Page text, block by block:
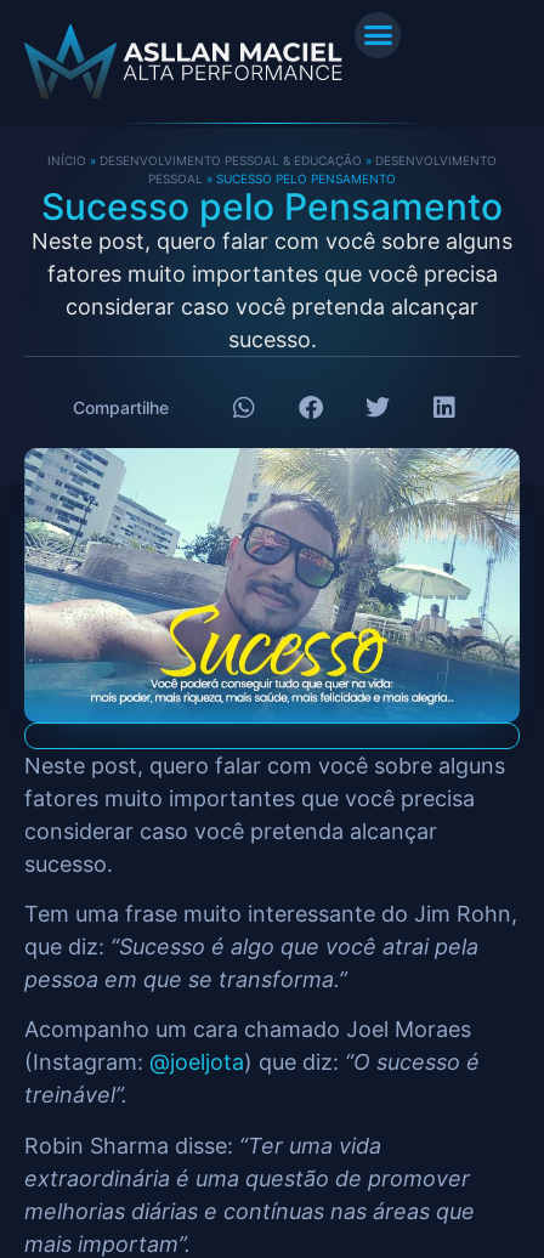
INÍCIO » DESENVOLVIMENTO PESSOAL & EDUCAÇÃO » DESENVOLVIMENTO
PESSOAL
» SUCESSO PELO PENSAMENTO
Sucesso pelo Pensamento
Neste post, quero falar com você sobre alguns
fatores muito importantes que você precisa
considerar caso você pretenda alcançar
sucesso.
Compartilhe
Neste post, quero falar com você sobre alguns
fatores muito importantes que você precisa
considerar caso você pretenda alcançar
sucesso.
Tem uma frase muito interessante do Jim Rohn,
que diz: “Sucesso é algo que você atrai pela
pessoa em que se transforma.”
Acompanho um cara chamado Joel Moraes
(Instagram: @joeljota) que diz: “O sucesso é
treinável”.
Robin Sharma disse: “Ter uma vida
extraordinária é uma questão de promover
melhorias diárias e contínuas nas áreas que
mais importam”.